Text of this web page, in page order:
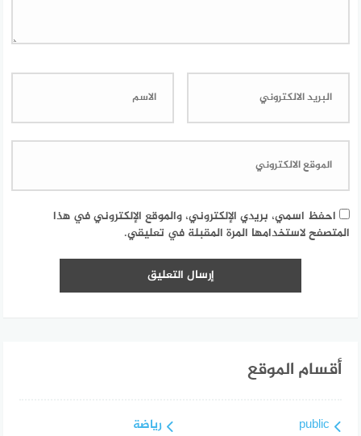
احفظ اسمي، بريدي الإلكتروني، والموقع الإلكتروني في هذا
المتصفح لاستخدامها المرة المقبلة في تعليقي.
أقسام الموقع
public رياضة